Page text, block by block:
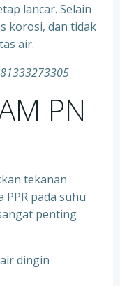
lancar. Selain
korosi, dan tidak
air.
PN
tekanan
pada suhu
penting
dingin